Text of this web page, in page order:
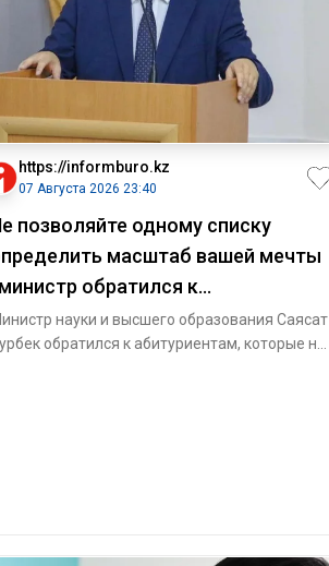
https://informburo.kz
07 Августа 2026 23:40
позволяйте одному списку
масштаб вашей мечты
обратился к
не получившим
науки и высшего образования Саясат
обратился к абитуриентам, которые не